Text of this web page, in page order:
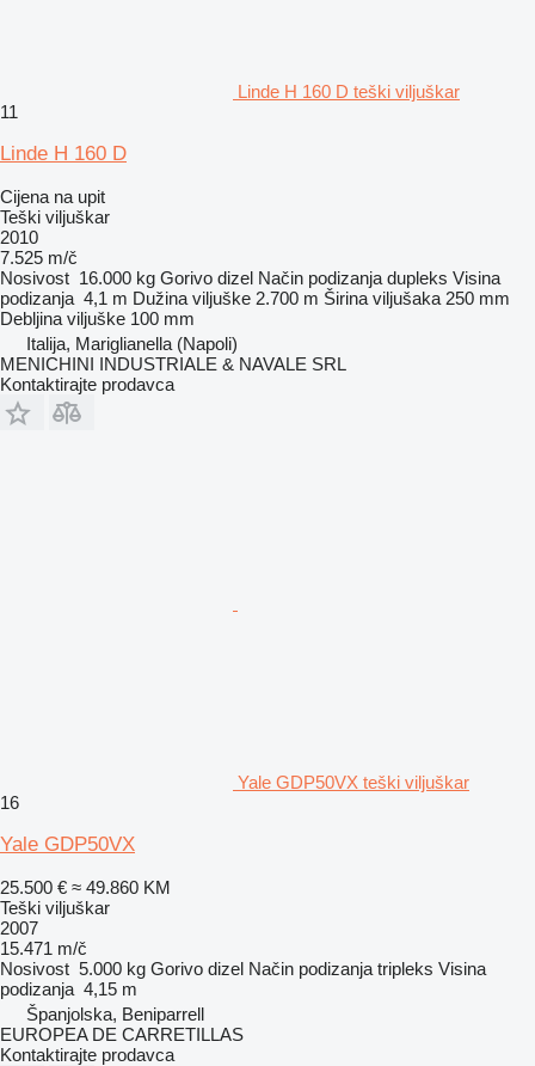
Linde H 160 D teški viljuškar
11
Linde H 160 D
Cijena na upit
Teški viljuškar
2010
7.525 m/č
Nosivost 16.000 kg Gorivo dizel Način podizanja dupleks Visina
podizanja 4,1 m Dužina viljuške 2.700 m Širina viljušaka 250 mm
Debljina viljuške 100 mm
Italija, Mariglianella (Napoli)
MENICHINI INDUSTRIALE & NAVALE SRL
Kontaktirajte prodavca
Yale GDP50VX teški viljuškar
16
Yale GDP50VX
25.500 € ≈ 49.860 KM
Teški viljuškar
2007
15.471 m/č
Nosivost 5.000 kg Gorivo dizel Način podizanja tripleks Visina
podizanja 4,15 m
Španjolska, Beniparrell
EUROPEA DE CARRETILLAS
Kontaktirajte prodavca